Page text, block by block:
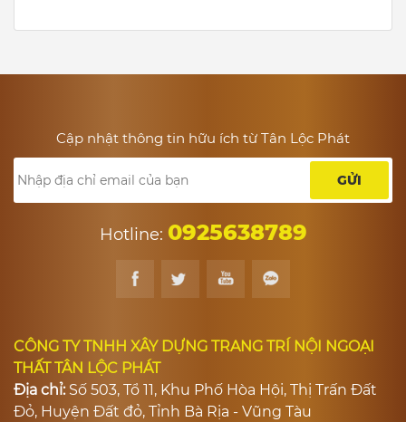
Cập nhật thông tin hữu ích từ Tân Lộc Phát
GỬI
Hotline: 0925638789
CÔNG TY TNHH XÂY DỰNG TRANG TRÍ NỘI NGOẠI
THẤT TÂN LỘC PHÁT
Địa chỉ:Số 503, Tổ 11, Khu Phố Hòa Hội, Thị Trấn Đất
Đỏ, Huyện Đất đỏ, Tỉnh Bà Rịa - Vũng Tàu